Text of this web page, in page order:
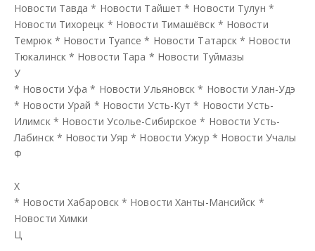
Новости Тавда * Новости Тайшет * Новости Тулун *
Новости Тихорецк * Новости Тимашёвск * Новости
Темрюк * Новости Туапсе * Новости Татарск * Новости
Тюкалинск * Новости Тара * Новости Туймазы
У
* Новости Уфа * Новости Ульяновск * Новости Улан-Удэ
* Новости Урай * Новости Усть-Кут * Новости Усть-
Илимск * Новости Усолье-Сибирское * Новости Усть-
Лабинск * Новости Уяр * Новости Ужур * Новости Учалы
Ф
Х
* Новости Хабаровск * Новости Ханты-Мансийск *
Новости Химки
Ц